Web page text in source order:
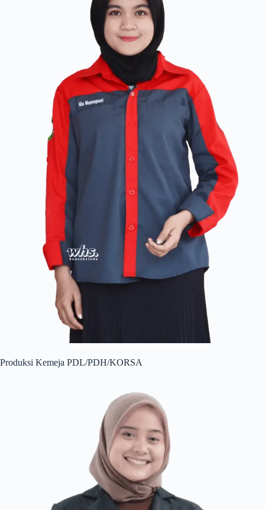
Produksi Kemeja PDL/PDH/KORSA